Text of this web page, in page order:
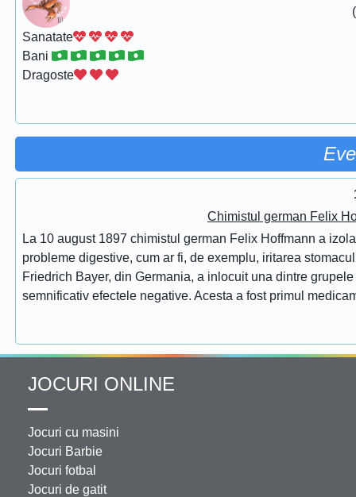
Sanatate
Bani
Dragoste
Chimistul german Felix
La 10 august 1897 chimistul german Felix Hoffmann a
probleme digestive, cum ar fi, de exemplu, iritarea
Friedrich Bayer, din Germania, a inlocuit una dintre
semnificativ efectele negative. Acesta a fost primul
JOCURI ONLINE
Jocuri cu masini
Jocuri Barbie
Jocuri fotbal
Jocuri de gatit